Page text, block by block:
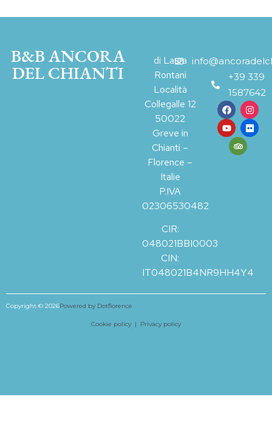
B&B ANCORA
DEL CHIANTI
di Laura
Rontani
Località
Collegalle 12
50022
Greve in
Chianti –
Florence –
Italie
P.IVA
02306530482
CIR:
048021BBI0003
CIN:
IT048021B4NR9HH4Y4
+39 339
1587642
Copyright © 2026Powered by Dotflorence
Cookie policy | Privacy policy